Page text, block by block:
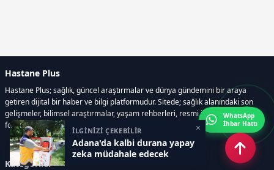
İLGİNİZİ ÇEKEBİLİR
Adana'da kalbi durana yapay
zeka müdahale edecek
×
Hastane Plus
Hastane Plus; sağlık, güncel araştırmalar ve dünya gündemini bir araya
getiren dijital bir haber ve bilgi platformudur. Sitede; sağlık alanındaki son
gelişmeler, bilimsel araştırmalar, yaşam rehberleri, resmi ilanlar, video ve
fotoğraf galerileri ve e-gazete içerikleri yer almaktadır.
Kategoriler
WhatsApp
İhbar Hattı